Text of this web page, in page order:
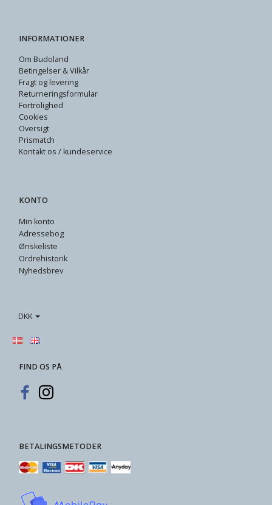
INFORMATIONER
Om Budoland
Betingelser & Vilkår
Fragt og levering
Returneringsformular
Fortrolighed
Cookies
Oversigt
Prismatch
Kontakt os / kundeservice
KONTO
Min konto
Adressebog
Ønskeliste
Ordrehistorik
Nyhedsbrev
DKK
FIND OS PÅ
BETALINGSMETODER